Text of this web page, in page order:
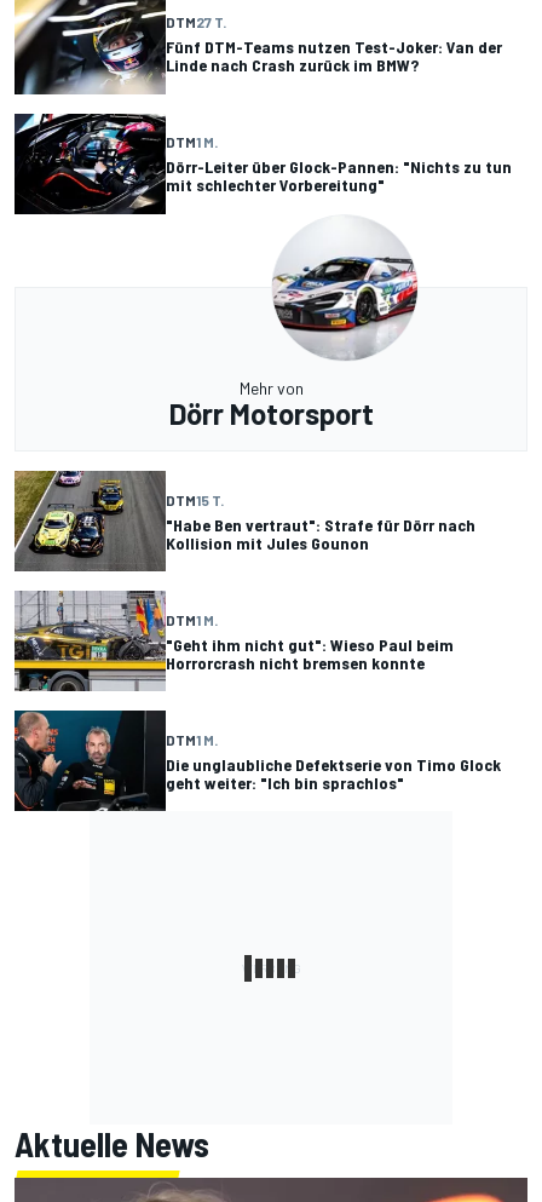
DTM27 T.
Fünf DTM-Teams nutzen Test-Joker: Van der
Linde nach Crash zurück im BMW?
DTM1 M.
Dörr-Leiter über Glock-Pannen: "Nichts zu tun
mit schlechter Vorbereitung"
Mehr von
Dörr Motorsport
DTM15 T.
"Habe Ben vertraut": Strafe für Dörr nach
Kollision mit Jules Gounon
DTM1 M.
"Geht ihm nicht gut": Wieso Paul beim
Horrorcrash nicht bremsen konnte
DTM1 M.
Die unglaubliche Defektserie von Timo Glock
geht weiter: "Ich bin sprachlos"
Aktuelle News